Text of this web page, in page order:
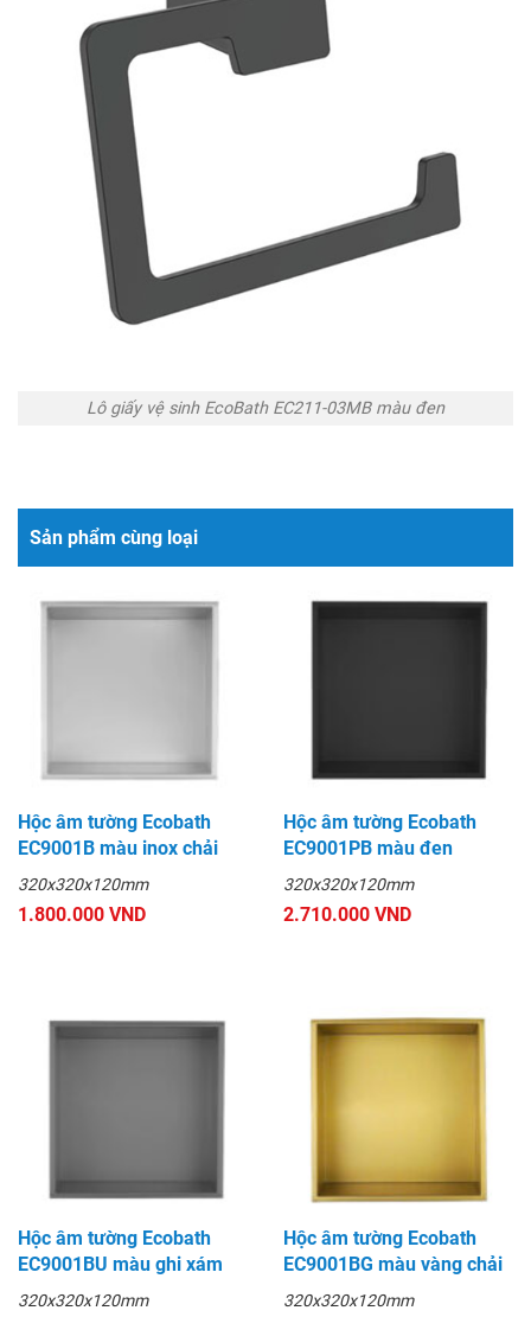
Lô giấy vệ sinh EcoBath EC211-03MB màu đen
Sản phẩm cùng loại
Hộc âm tường Ecobath
EC9001B màu inox chải
320x320x120mm
1.800.000 VND
Hộc âm tường Ecobath
EC9001PB màu đen
320x320x120mm
2.710.000 VND
Hộc âm tường Ecobath
EC9001BU màu ghi xám
320x320x120mm
Hộc âm tường Ecobath
EC9001BG màu vàng chải
320x320x120mm